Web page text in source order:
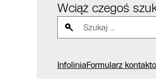
Wciąż czegoś
InfoliniaFormularz